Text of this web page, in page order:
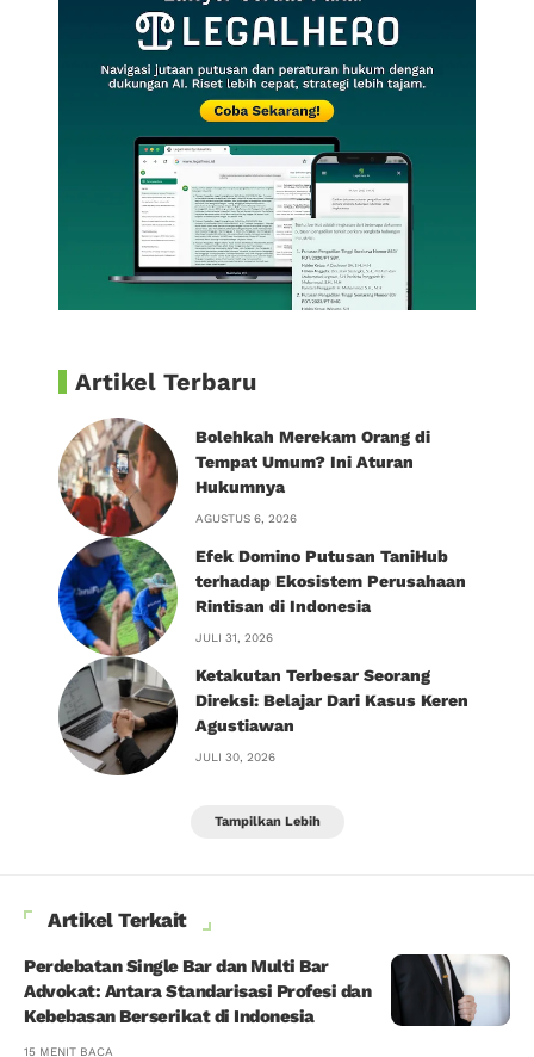
Artikel Terbaru
Bolehkah Merekam Orang di
Tempat Umum? Ini Aturan
Hukumnya
AGUSTUS 6, 2026
Efek Domino Putusan TaniHub
terhadap Ekosistem Perusahaan
Rintisan di Indonesia
JULI 31, 2026
Ketakutan Terbesar Seorang
Direksi: Belajar Dari Kasus Keren
Agustiawan
JULI 30, 2026
Tampilkan Lebih
Artikel Terkait
Perdebatan Single Bar dan Multi Bar
Advokat: Antara Standarisasi Profesi dan
Kebebasan Berserikat di Indonesia
15 MENIT BACA